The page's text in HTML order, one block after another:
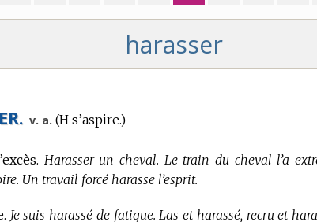
harasser
v. a. (H s’aspire.)
Harasser un cheval. Le train du cheval l’a
Un travail forcé harasse l’esprit.
Je suis harassé de fatigue. Las et harassé, recru et